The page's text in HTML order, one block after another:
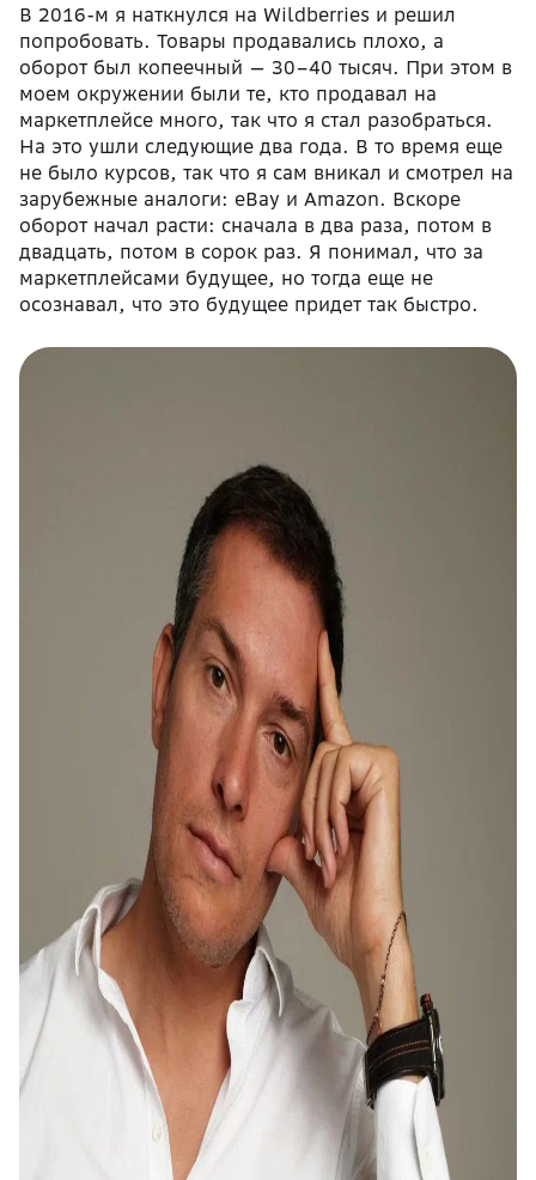
В 2016-м я наткнулся на Wildberries и решил
попробовать. Товары продавались плохо, а
оборот был копеечный — 30–40 тысяч. При этом в
моем окружении были те, кто продавал на
маркетплейсе много, так что я стал разобраться.
На это ушли следующие два года. В то время еще
не было курсов, так что я сам вникал и смотрел на
зарубежные аналоги: eBay и Amazon. Вскоре
оборот начал расти: сначала в два раза, потом в
двадцать, потом в сорок раз. Я понимал, что за
маркетплейсами будущее, но тогда еще не
осознавал, что это будущее придет так быстро.